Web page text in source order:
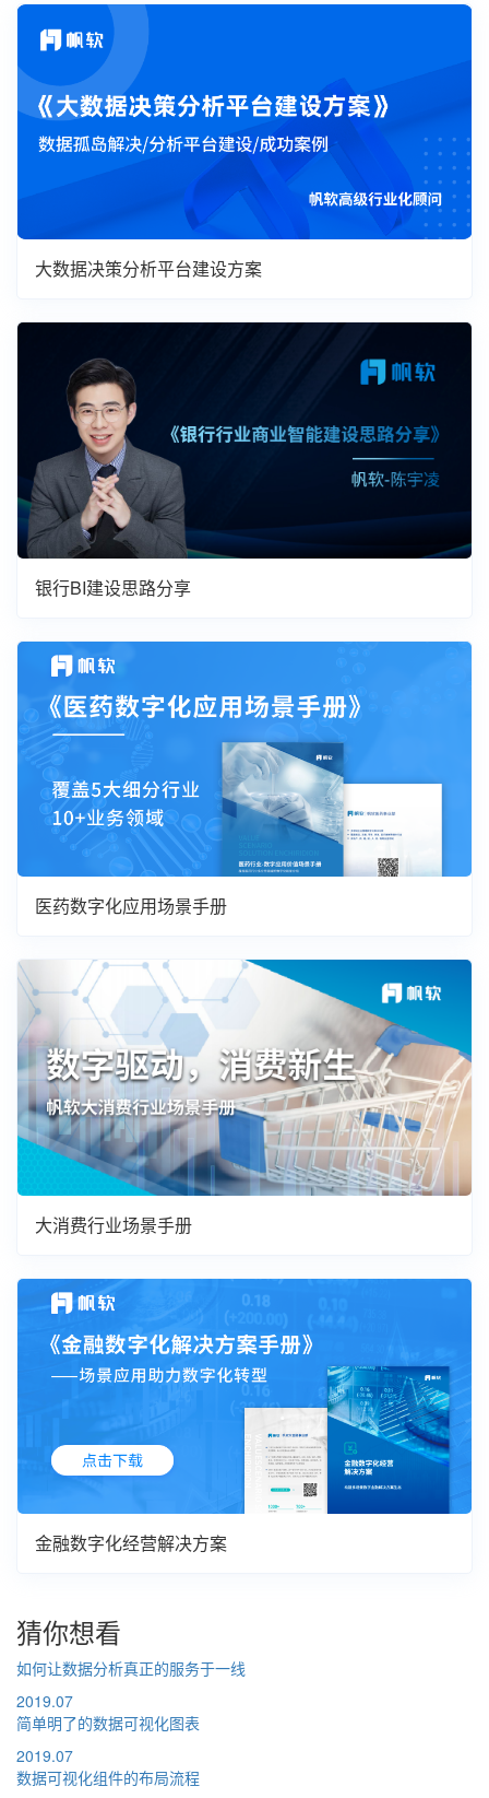
大数据决策分析平台建设方案
银行BI建设思路分享
医药数字化应用场景手册
大消费行业场景手册
金融数字化经营解决方案
猜你想看
如何让数据分析真正的服务于一线
2019.07
简单明了的数据可视化图表
2019.07
数据可视化组件的布局流程